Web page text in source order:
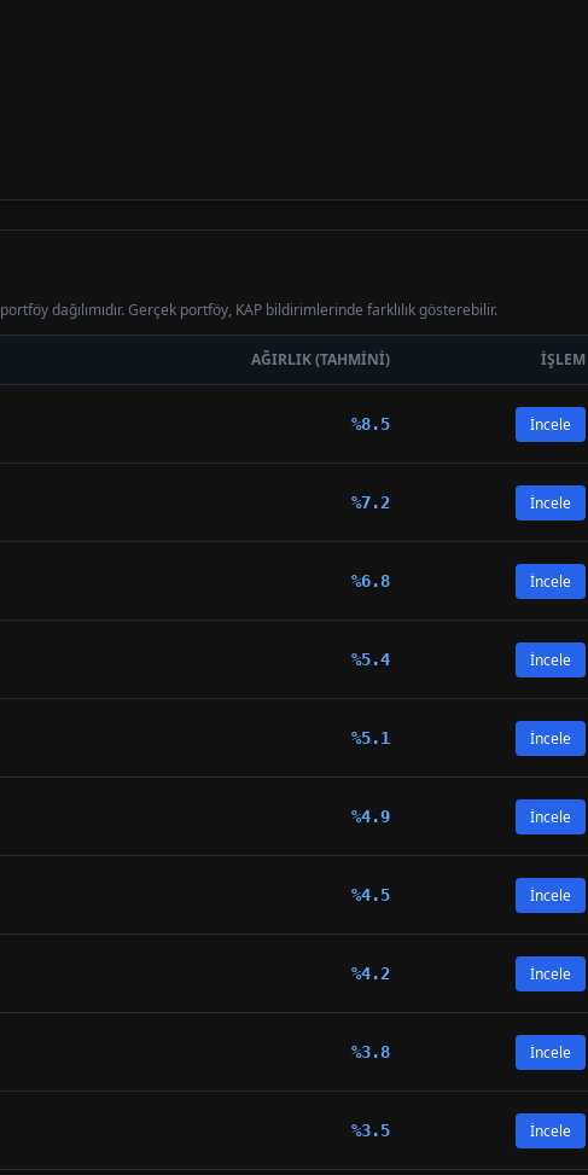
portföy dağılımıdır. Gerçek portföy, KAP bildirimlerinde farklılık gösterebilir.
AĞIRLIK (TAHMINI) İŞLEM
%8.5 İncele
%7.2 İncele
%6.8 İncele
%5.4 İncele
%5.1 İncele
%4.9 İncele
%4.5 İncele
%4.2 İncele
%3.8 İncele
%3.5 İncele